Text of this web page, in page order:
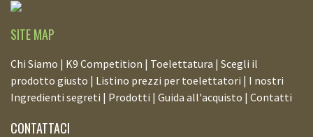
SITE MAP
Chi Siamo | K9 Competition | Toelettatura | Scegli il
prodotto giusto | Listino prezzi per toelettatori | I nostri
Ingredienti segreti | Prodotti | Guida all'acquisto | Contatti
CONTATTACI